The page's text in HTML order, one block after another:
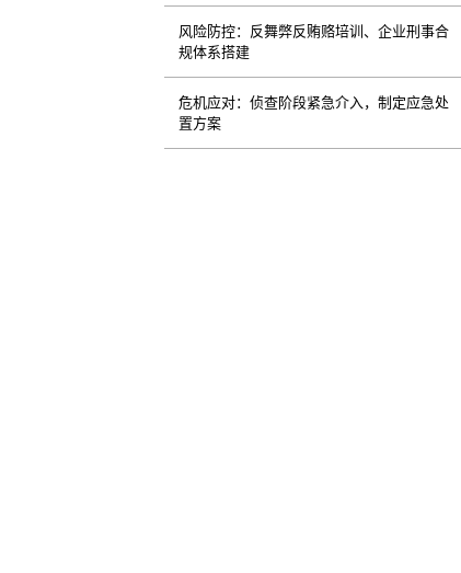
风险防控：反舞弊反贿赂培训、企业刑事合
规体系搭建
危机应对：侦查阶段紧急介入，制定应急处
置方案